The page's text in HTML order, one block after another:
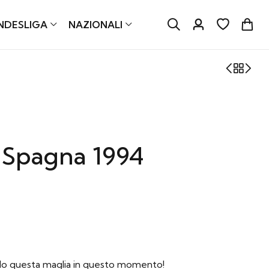
NAZIONALI
1994
questa maglia in questo momento!